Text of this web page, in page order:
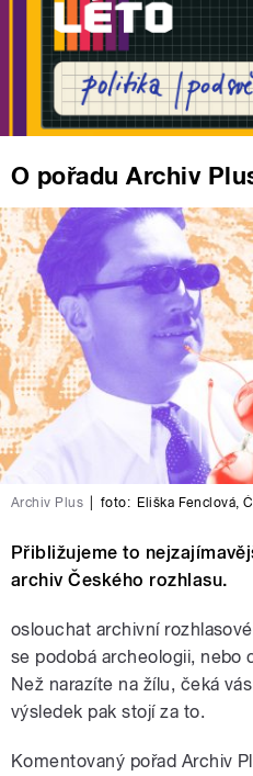
O pořadu Archiv
Archiv Plus foto: Eliška Fenclová,
Přibližujeme to
archiv Českého rozhlasu.
oslouchat archivní
se podobá archeologii, nebo
Než narazíte na žílu, čeká
výsledek pak stojí za to.
Komentovaný pořad Archiv